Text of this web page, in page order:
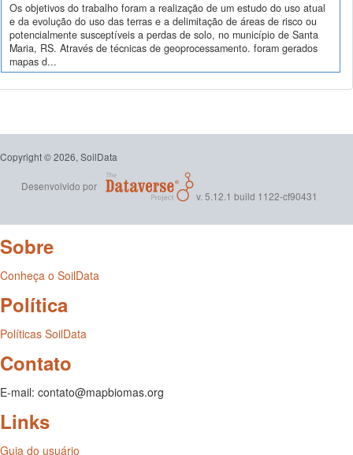
Os objetivos do trabalho foram a realização de um estudo do uso atual
e da evolução do uso das terras e a delimitação de áreas de risco ou
potencialmente susceptíveis a perdas de solo, no município de Santa
Maria, RS. Através de técnicas de geoprocessamento. foram gerados
mapas d...
Copyright © 2026, SoilData
Desenvolvido por
v. 5.12.1 build 1122-cf90431
Sobre
Conheça o SoilData
Política
Políticas SoilData
Contato
E-mail: contato@mapbiomas.org
Links
Guia do usuário